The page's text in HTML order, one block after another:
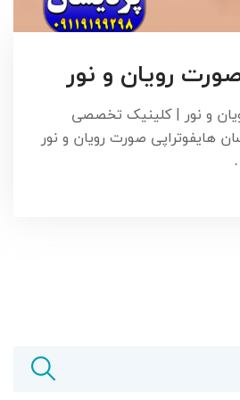
رویان و نور
و نور | کلینیک تخصصی
هایفوتراپی صورت رویان و نور